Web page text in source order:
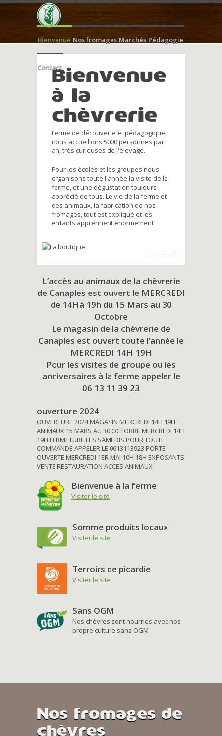
Bienvenue Nos fromages Marchés Pédagogie
ContactBienvenue
à la
chèvrerie
Ferme de découverte et pédagogique,
nous accueillons 5000 personnes par
an, trés curieuses de l'élevage.
Pour les écoles et les groupes nous
organisons toute l'année la visite de la
ferme, et une dégustation toujours
apprécié de tous. Le vie de la ferme et
des animaux, la fabrication de nos
fromages, tout est expliqué et les
enfants apprennent énormément
L’accès au animaux de la chèvrerie
de Canaples est ouvert le MERCREDI
de 14Hà 19h du 15 Mars au 30
Octobre
Le magasin de la chèvrerie de
Canaples est ouvert toute l’année le
MERCREDI 14H 19H
Pour les visites de groupe ou les
anniversaires à la ferme appeler le
06 13 11 39 23
ouverture 2024
OUVERTURE 2024 MAGASIN MERCREDI 14H 19H
ANIMAUX 15 MARS AU 30 OCTOBRE MERCREDI 14H
19H FERMETURE LES SAMEDIS POUR TOUTE
COMMANDE APPELER LE 0613113923 PORTE
OUVERTE MERCREDI 1ER MAI 10H 18H EXPOSANTS
VENTE RESTAURATION ACCES ANIMAUX
Bienvenue à la ferme
Visiter le site
Somme produits locaux
Visiter le site
Terroirs de picardie
Visiter le site
Sans OGM
Nos chèvres sont nourries avec nos
propre culture sans OGM
Nos fromages de
chèvres